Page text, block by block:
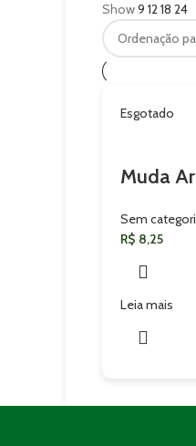
Show9 1218 24
Esgotado
Muda
Sem
R$ 8,25
Leia mais